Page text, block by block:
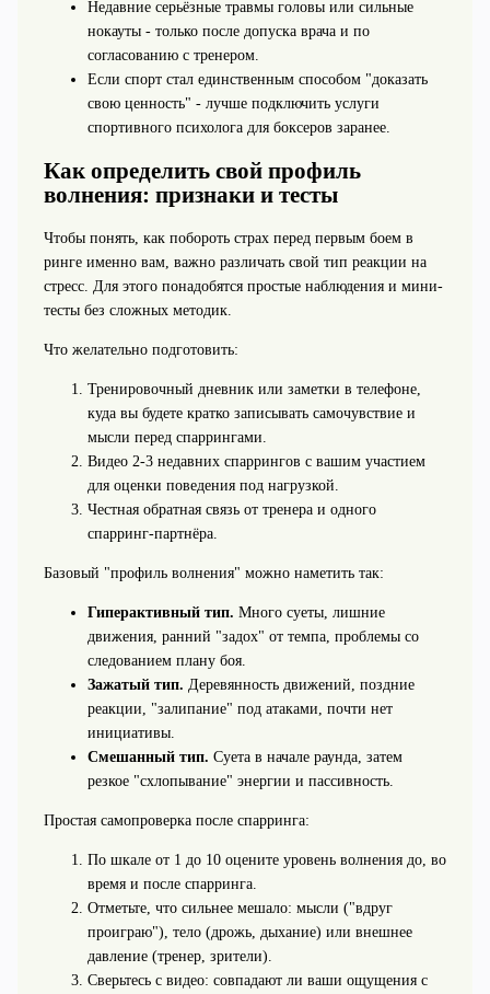
Недавние серьёзные травмы головы или сильные
нокауты - только после допуска врача и по
согласованию с тренером.
Если спорт стал единственным способом "доказать
свою ценность" - лучше подключить услуги
спортивного психолога для боксеров заранее.
Как определить свой профиль
волнения: признаки и тесты
Чтобы понять, как побороть страх перед первым боем в
ринге именно вам, важно различать свой тип реакции на
стресс. Для этого понадобятся простые наблюдения и мини-
тесты без сложных методик.
Что желательно подготовить:
Тренировочный дневник или заметки в телефоне,
куда вы будете кратко записывать самочувствие и
мысли перед спаррингами.
Видео 2-3 недавних спаррингов с вашим участием
для оценки поведения под нагрузкой.
Честная обратная связь от тренера и одного
спарринг-партнёра.
Базовый "профиль волнения" можно наметить так:
Гиперактивный тип. Много суеты, лишние
движения, ранний "задох" от темпа, проблемы со
следованием плану боя.
Зажатый тип. Деревянность движений, поздние
реакции, "залипание" под атаками, почти нет
инициативы.
Смешанный тип. Суета в начале раунда, затем
резкое "схлопывание" энергии и пассивность.
Простая самопроверка после спарринга:
По шкале от 1 до 10 оцените уровень волнения до, во
время и после спарринга.
Отметьте, что сильнее мешало: мысли ("вдруг
проиграю"), тело (дрожь, дыхание) или внешнее
давление (тренер, зрители).
Сверьтесь с видео: совпадают ли ваши ощущения с